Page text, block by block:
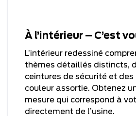
À l’intérieur – C’est
L’intérieur redessiné
thèmes détaillés distincts,
ceintures de sécurité et des
couleur assortie. Obtenez
mesure qui correspond à
directement de l’usine.